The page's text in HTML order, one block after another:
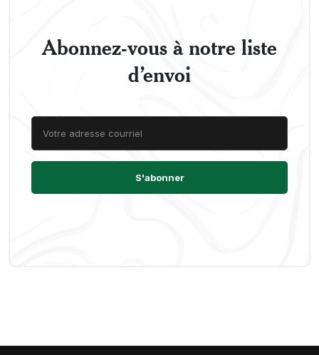
Abonnez-vous à notre liste
d’envoi